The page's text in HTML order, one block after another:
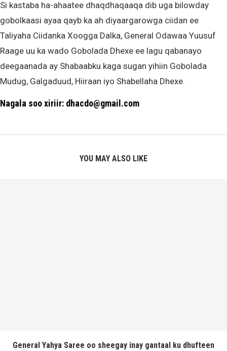
Si kastaba ha-ahaatee dhaqdhaqaaqa dib uga bilowday
gobolkaasi ayaa qayb ka ah diyaargarowga ciidan ee
Taliyaha Ciidanka Xoogga Dalka, General Odawaa Yuusuf
Raage uu ka wado Gobolada Dhexe ee lagu qabanayo
deegaanada ay Shabaabku kaga sugan yihiin Gobolada
Mudug, Galgaduud, Hiiraan iyo Shabellaha Dhexe.
Nagala soo xiriir: dhacdo@gmail.com
YOU MAY ALSO LIKE
General Yahya Saree oo sheegay inay gantaal ku dhufteen